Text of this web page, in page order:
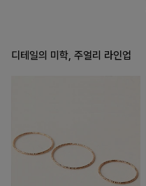
디테일의 미학, 주얼리 라인업